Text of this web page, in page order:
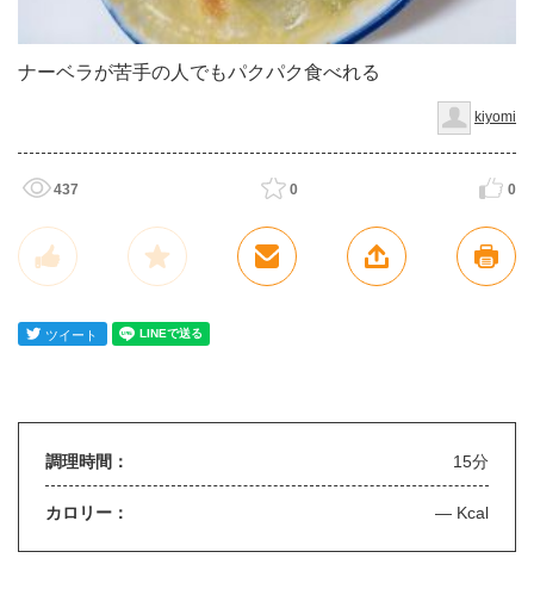
ナーベラが苦手の人でもパクパク食べれる
kiyomi
437 0 0
調理時間： 15分
カロリー： — Kcal